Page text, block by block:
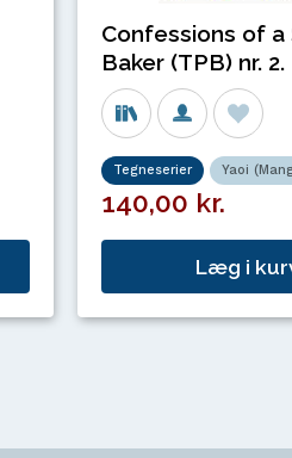
Confessions of a
Baker (TPB) nr. 2.
Tegneserier Yaoi
140,00 kr.
Læg i